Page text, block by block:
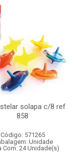
solapa c/8 ref
858
Código: 571265
Unidade
Com: 24 Unidade(s)